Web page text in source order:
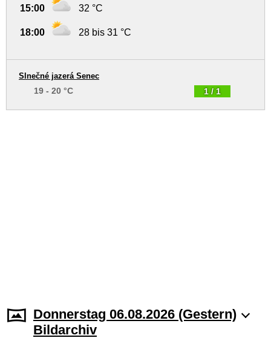
15:00 32 °C
18:00 28 bis 31 °C
1 / 1
Slnečné jazerá Senec
19 - 20 °C
Donnerstag 06.08.2026 (Gestern)
Bildarchiv